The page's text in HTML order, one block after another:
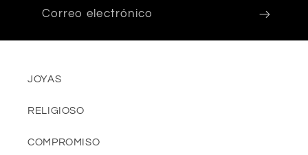
Correo electrónico
JOYAS
RELIGIOSO
COMPROMISO